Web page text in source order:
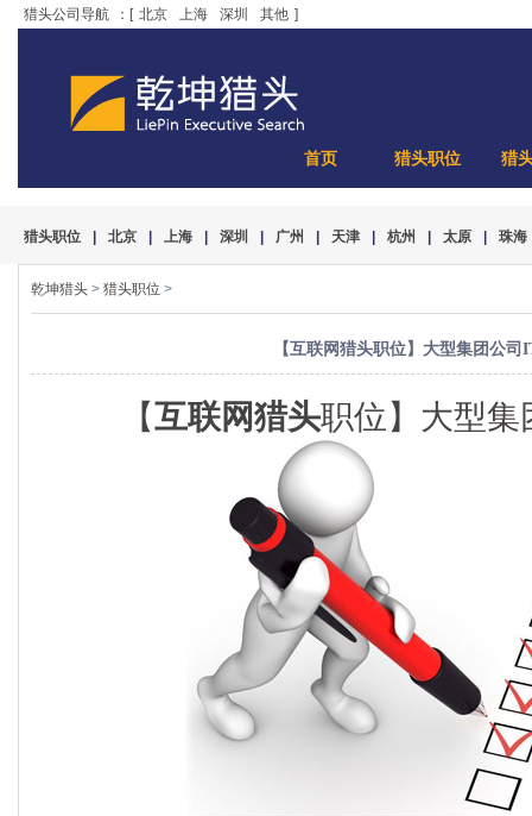
猎头公司导航 ：[ 北京 上海 深圳 其他 ]
首页 猎头职位 猎
猎头职位 北京 上海 深圳 广州 天津 杭州 太原 珠海
乾坤猎头 > 猎头职位 >
【互联网猎头职位】大型集团公司
【互联网猎头职位】大型集